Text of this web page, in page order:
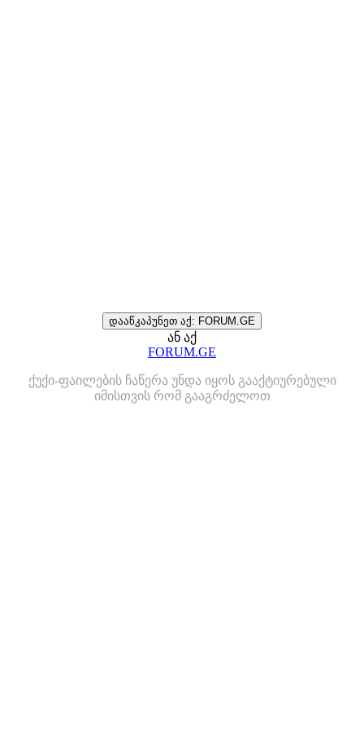
დააწკაპუნეთ აქ: FORUM.GE
ან აქ
FORUM.GE
ქუქი-ფაილების ჩაწერა უნდა იყოს გააქტიურებული
იმისთვის რომ გააგრძელოთ